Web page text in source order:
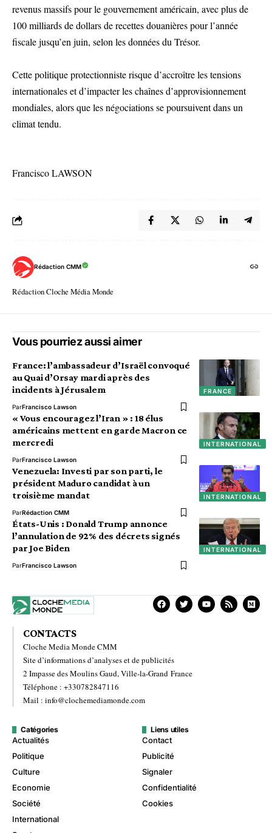
revenus massifs pour le gouvernement américain, avec plus de
100 milliards de dollars de recettes douanières pour l’année
fiscale jusqu’en juin, selon les données du Trésor.
Cette politique protectionniste risque d’accroître les tensions
internationales et d’impacter les chaînes d’approvisionnement
mondiales, alors que les négociations se poursuivent dans un
climat tendu.
Francisco LAWSON
Rédaction CMM
Rédaction Cloche Média Monde
Vous pourriez aussi aimer
FRANCE
France: l’ambassadeur d’Israël convoqué
au Quai d’Orsay mardi après des
incidents à Jérusalem
ParFrancisco Lawson
INTERNATIONAL
« Vous encouragez l’Iran » : 18 élus
américains mettent en garde Macron ce
mercredi
ParFrancisco Lawson
INTERNATIONAL
Venezuela: Investi par son parti, le
président Maduro candidat à un
troisième mandat
ParRédaction CMM
INTERNATIONAL
États-Unis : Donald Trump annonce
l’annulation de 92% des décrets signés
par Joe Biden
ParFrancisco Lawson
CONTACTS
Cloche Media Monde CMM
Site d’informations d’analyses et de publicités
2 Impasse des Moulins Gaud, Ville-la-Grand France
Téléphone : +330782847116
Mail : info@clochemediamonde.com
Catégories
Actualités
Politique
Culture
Economie
Société
International
Liens utiles
Contact
Publicité
Signaler
Confidentialité
Cookies